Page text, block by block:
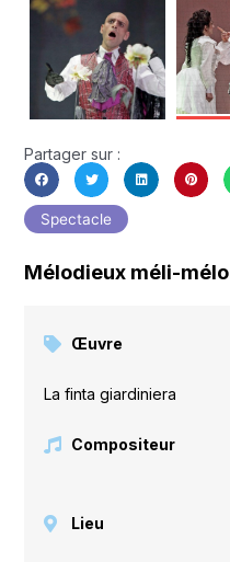
Partager sur :
Spectacle
Mélodieux méli-mélo
Œuvre
La finta giardiniera
Compositeur
Lieu